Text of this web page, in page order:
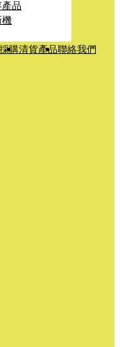
品
機
購清貨產品聯絡我們